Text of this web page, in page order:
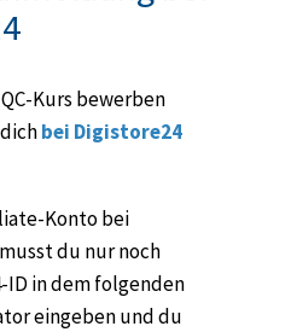
Kurs bewerben
bei Digistore24
Konto bei
du nur noch
ID in dem folgenden
eingeben und du